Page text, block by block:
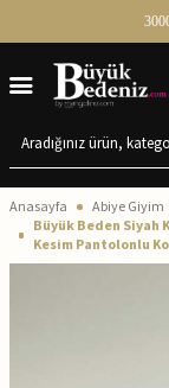
Anasayfa Abiye Giyim
Büyük Beden Siyah
Kesim Pantolonlu